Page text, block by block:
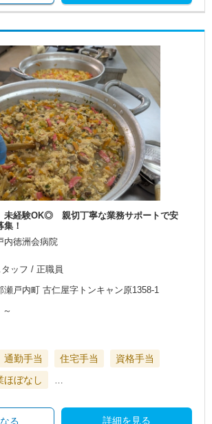
未経験OK◎ 親切丁寧な業務サポートで安
！
内徳洲会病院
ッフ / 正職員
瀬戸内町 古仁屋字トンキャン原1358-1
～
通勤手当 住宅手当
資格手当
ほぼなし
詳細を見る
る